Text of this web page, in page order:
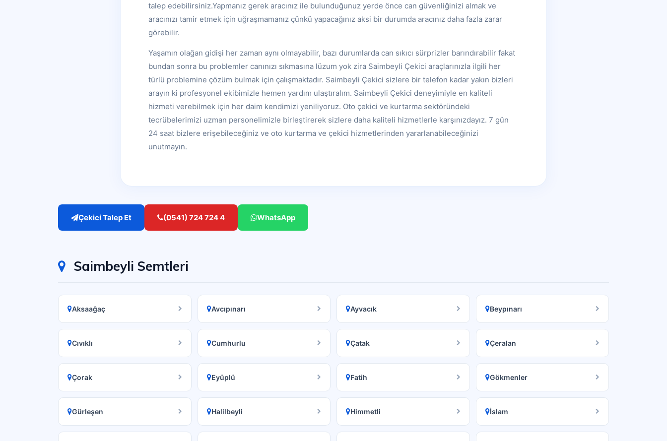
talep edebilirsiniz.Yapmanız gerek aracınız ile bulunduğunuz yerde önce can güvenliğinizi almak ve
aracınızı tamir etmek için uğraşmamanız çünkü yapacağınız aksi bir durumda aracınız daha fazla zarar
görebilir.
Yaşamın olağan gidişi her zaman aynı olmayabilir, bazı durumlarda can sıkıcı sürprizler barındırabilir fakat
bundan sonra bu problemler canınızı sıkmasına lüzum yok zira Saimbeyli Çekici araçlarınızla ilgili her
türlü problemine çözüm bulmak için çalışmaktadır. Saimbeyli Çekici sizlere bir telefon kadar yakın bizleri
arayın ki profesyonel ekibimizle hemen yardım ulaştıralım. Saimbeyli Çekici deneyimiyle en kaliteli
hizmeti verebilmek için her daim kendimizi yeniliyoruz. Oto çekici ve kurtarma sektöründeki
tecrübelerimizi uzman personelimizle birleştirerek sizlere daha kaliteli hizmetlerle karşınızdayız. 7 gün
24 saat bizlere erişebileceğiniz ve oto kurtarma ve çekici hizmetlerinden yararlanabileceğinizi
unutmayın.
Çekici Talep Et (0541) 724 724 4 WhatsApp
Saimbeyli Semtleri
Aksaağaç Avcıpınarı Ayvacık Beypınarı
Cıvıklı Cumhurlu Çatak Çeralan
Çorak Eyüplü Fatih Gökmenler
Gürleşen Halilbeyli Himmetli İslam